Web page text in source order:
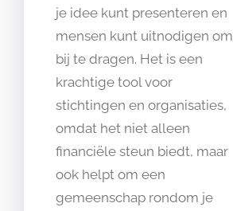
je idee kunt presenteren en
mensen kunt uitnodigen om
bij te dragen. Het is een
krachtige tool voor
stichtingen en organisaties,
omdat het niet alleen
financiële steun biedt, maar
ook helpt om een
gemeenschap rondom je